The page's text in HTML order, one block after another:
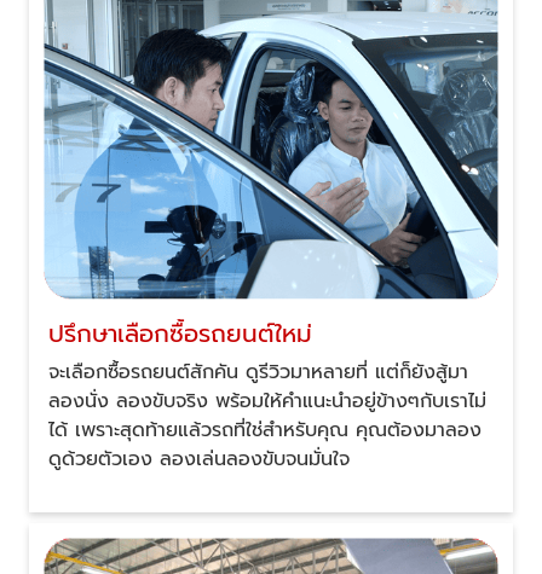
ปรึกษาเลือกซื้อรถยนต์ใหม่
จะเลือกซื้อรถยนต์สักคัน ดูรีวิวมาหลายที่ แต่ก็ยังสู้มา
ลองนั่ง ลองขับจริง พร้อมให้คำแนะนำอยู่ข้างๆกับเราไม่
ได้ เพราะสุดท้ายแล้วรถที่ใช่สำหรับคุณ คุณต้องมาลอง
ดูด้วยตัวเอง ลองเล่นลองขับจนมั่นใจ